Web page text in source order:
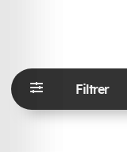
Filtrer